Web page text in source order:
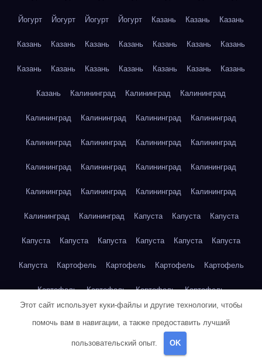
Йогурт Йогурт Йогурт Йогурт Казань Казань Казань
Казань Казань Казань Казань Казань Казань Казань
Казань Казань Казань Казань Казань Казань Казань
Казань Калининград Калининград Калининград
Калининград Калининград Калининград Калининград
Калининград Калининград Калининград Калининград
Калининград Калининград Калининград Калининград
Калининград Калининград Калининград Калининград
Калининград Калининград Капуста Капуста Капуста
Капуста Капуста Капуста Капуста Капуста Капуста
Капуста Картофель Картофель Картофель Картофель
Картофель Картофель Картофель Картофель
Кейптаун Кейптаун
Этот сайт использует куки-файлы и другие технологии, чтобы
помочь вам в навигации, а также предоставить лучший
пользовательский опыт. OK